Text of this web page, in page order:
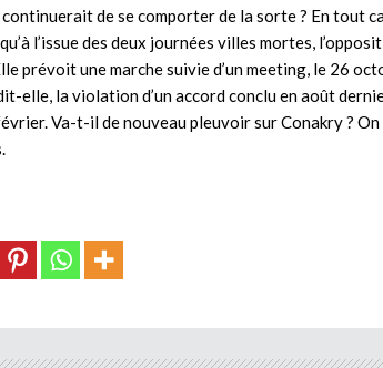
continuerait de se comporter de la sorte ? En tout
l’issue des deux journées villes mortes,
prévoit une marche suivie d’un meeting, le 26
elle, la violation d’un accord conclu en août
Va-t-il de nouveau pleuvoir sur Conakry ?